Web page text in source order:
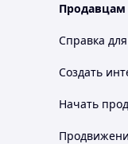
Продавцам
Справка
Создать
Начать